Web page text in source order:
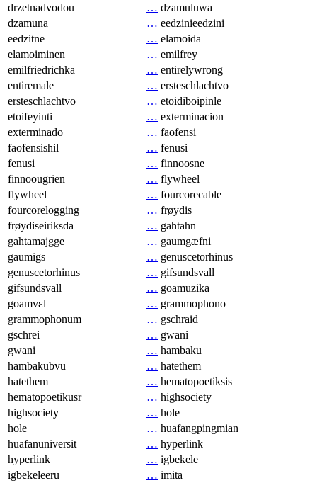
drzetnadvodou
… dzamuluwa
dzamuna
… eedzinieedzini
eedzitne
… elamoida
elamoiminen
… emilfrey
emilfriedrichka
… entirelywrong
entiremale
… ersteschlachtvo
ersteschlachtvo
… etoidiboipinle
etoifeyinti
… exterminacion
exterminado
… faofensi
faofensishil
… fenusi
fenusi
… finnoosne
finnoougrien
… flywheel
flywheel
… fourcorecable
fourcorelogging
… frøydis
frøydiseiriksda
… gahtahn
gahtamajgge
… gaumgæfni
gaumigs
… genuscetorhinus
genuscetorhinus
… gifsundsvall
gifsundsvall
… goamuzika
goamvɛl
… grammophono
grammophonum
… gschraid
gschrei
… gwani
gwani
… hambaku
hambakubvu
… hatethem
hatethem
… hematopoetiksis
hematopoetikusr
… highsociety
highsociety
… hole
hole
… huafangpingmian
huafanuniversit
… hyperlink
hyperlink
… igbekele
igbekeleeru
… imita